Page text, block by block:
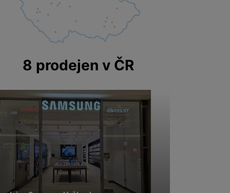
určujeme počet
souhrnně a
nebo reklamy jak
8 prodejen v ČR